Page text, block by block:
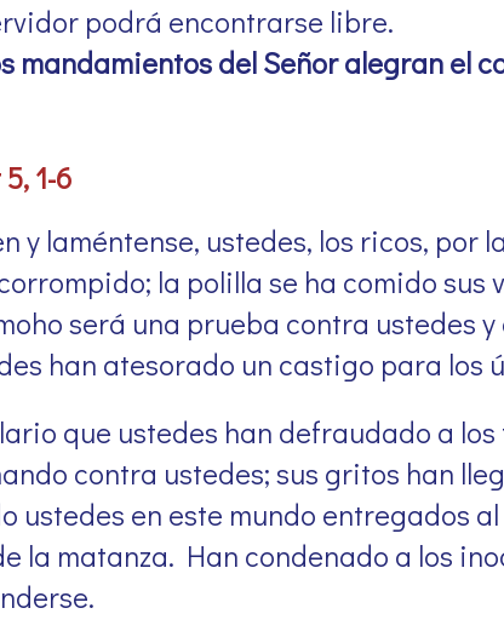
podrá encontrarse libre.
mandamientos del Señor alegran el
1-6
y laméntense, ustedes, los ricos, por
la polilla se ha comido sus
será una prueba contra ustedes
han atesorado un castigo para los
que ustedes han defraudado a
contra ustedes; sus gritos han
ustedes en este mundo entregados
la matanza. Han condenado a los